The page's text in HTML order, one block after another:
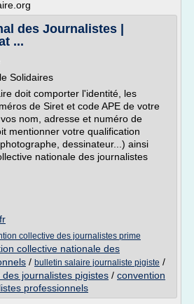
des Journalistes |
...
Solidaires
doit comporter l'identité, les
de Siret et code APE de votre
nom, adresse et numéro de
mentionner votre qualification
dessinateur...) ainsi
nationale des journalistes
collective des journalistes prime
collective nationale des
/ bulletin salaire journaliste pigiste /
journalistes pigistes / convention
professionnels